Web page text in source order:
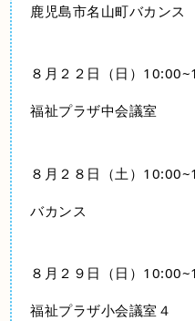
鹿児島市名山町バカンス
８月２２日（日）
福祉プラザ中会議室
８月２８日（土）
バカンス
８月２９日（日）
福祉プラザ小会議室４